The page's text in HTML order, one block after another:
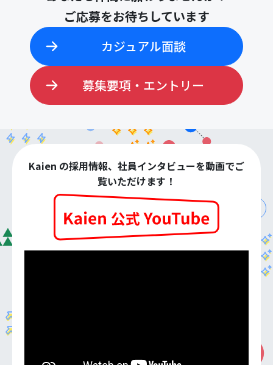
ご応募をお待ちしています
カジュアル面談
募集要項・エントリー
Kaien の採用情報、社員インタビューを動画でご
覧いただけます！